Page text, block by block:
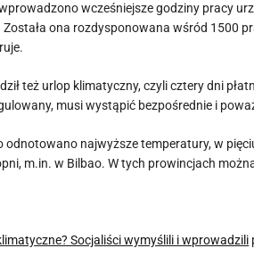
wcześniejsze godziny pracy
Została ona rozdysponowana wśród 1500
też urlop klimatyczny, czyli cztery dni
musi wystąpić bezpośrednie i
odnotowano najwyższe temperatury, w
m.in. w Bilbao. W tych prowincjach
Socjaliści wymyślili i wprowadzili